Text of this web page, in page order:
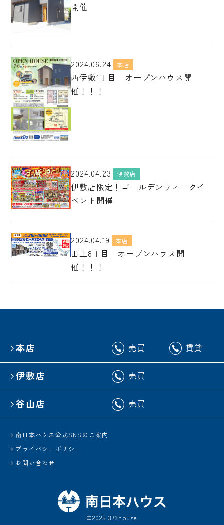
開催
2024.06.24 本店
西伊敷1丁目 オープンハウス開
催！！！
2024.04.23 伊敷店
伊敷店限定！ゴールデンウィークイ
ベント開催
2024.04.19 本店
田上8丁目 オープンハウス開
催！！！
本店 売買 賃貸
伊敷店 売買
谷山店 売買
南日本ハウス公式SNSのご案内
プライバシーポリシー
お問い合わせ
©2025 373house